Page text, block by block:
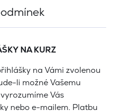
NA KURZ
na Vámi zvolenou
li možné Vašemu
Vás
nebo e-mailem. Platbu